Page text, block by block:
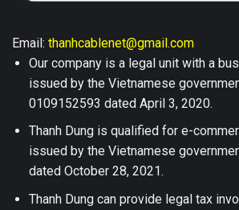
Email: thanhcablenet@gmail.com
Our company is a legal unit with a
issued by the Vietnamese
0109152593 dated April 3, 2020.
Thanh Dung is qualified for e-
issued by the Vietnamese
dated October 28, 2021.
Thanh Dung can provide legal tax